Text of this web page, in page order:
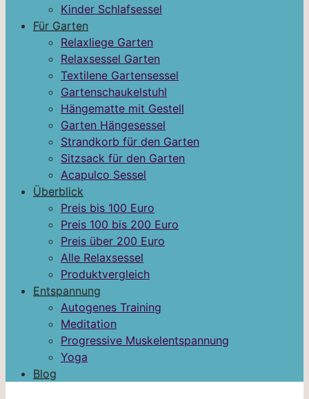
Kinder Schlafsessel
Für Garten
Relaxliege Garten
Relaxsessel Garten
Textilene Gartensessel
Gartenschaukelstuhl
Hängematte mit Gestell
Garten Hängesessel
Strandkorb für den Garten
Sitzsack für den Garten
Acapulco Sessel
Überblick
Preis bis 100 Euro
Preis 100 bis 200 Euro
Preis über 200 Euro
Alle Relaxsessel
Produktvergleich
Entspannung
Autogenes Training
Meditation
Progressive Muskelentspannung
Yoga
Blog